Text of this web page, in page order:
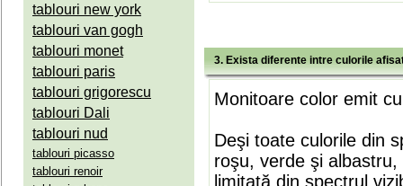
tablouri new york
tablouri van gogh
tablouri monet
tablouri paris
tablouri grigorescu
tablouri Dali
tablouri nud
tablouri picasso
tablouri renoir
3. Exista diferente intre culorile
Monitoare color emit
Deşi toate culorile din
roşu, verde şi
limitată din spectrul